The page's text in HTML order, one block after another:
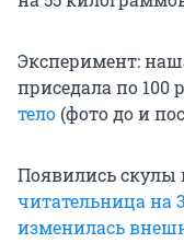
Эксперимент:
приседала по 100
тело (фото до и
Появились скулы
читательница на
изменилась